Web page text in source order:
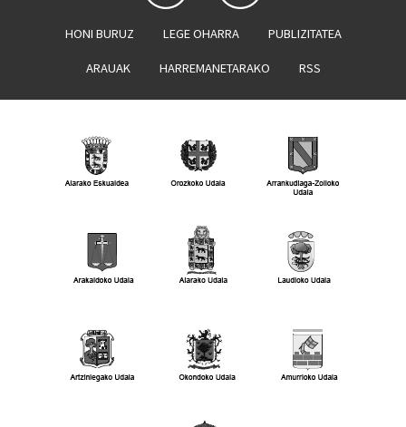
HONI BURUZ LEGE OHARRA PUBLIZITATEA
ARAUAK HARREMANETARAKO RSS